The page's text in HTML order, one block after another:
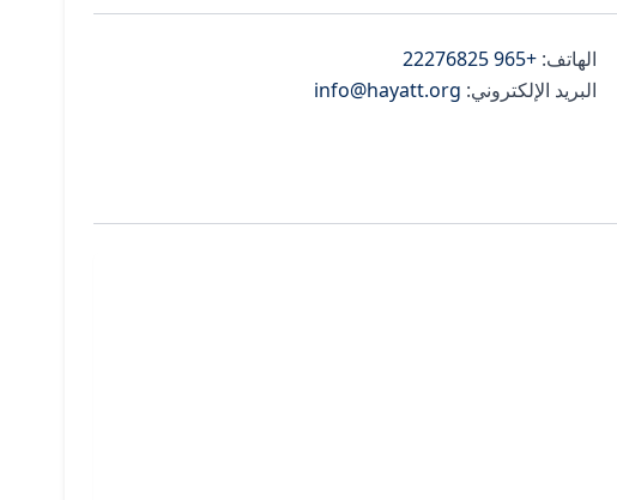
الهاتف: +965 22276825
البريد الإلكتروني: info@hayatt.org